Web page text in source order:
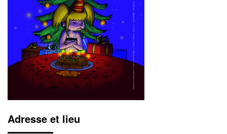
Adresse et lieu